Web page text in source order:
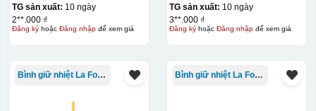
cong
TG sản xuất: 10 ngày
2**.000 ₫
Đăng kýhoặc Đăng nhậpđể xem giá
TG sản xuất: 10 ngày
3**.000 ₫
Đăng kýhoặc Đăng nhậpđể xem giá
Bình giữ nhiệt La Fonte Bình giữ nhiệt La Fonte